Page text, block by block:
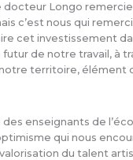
docteur Longo
c’est nous qui
cet investissement
de notre travail, à
territoire, élément
des enseignants de
qui nous
du talent